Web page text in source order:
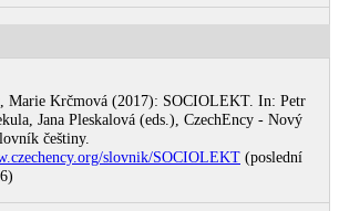
Marie Krčmová (2017): SOCIOLEKT. In: Petr
Jana Pleskalová (eds.), CzechEncy - Nový
češtiny.
slovnik/SOCIOLEKT (poslední